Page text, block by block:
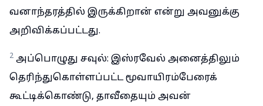
வனாந்தரத்தில் இருக்கிறான் என்று அவனுக்கு
அறிவிக்கப்பட்டது.
2 அப்பொழுது சவுல்: இஸ்ரவேல் அனைத்திலும்
தெரிந்துகொள்ளப்பட்ட மூவாயிரம்பேரைக்
கூட்டிக்கொண்டு, தாவீதையும் அவன்